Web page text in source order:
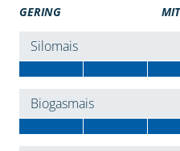
GERING
Silomais
Biogasmais